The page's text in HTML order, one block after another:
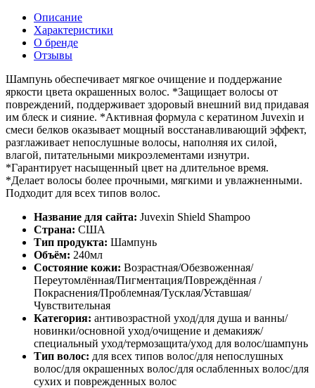
Описание
Характеристики
О бренде
Отзывы
Шампунь обеспечивает мягкое очищение и поддержание
яркости цвета окрашенных волос. *Защищает волосы от
повреждений, поддерживает здоровый внешний вид придавая
им блеск и сияние. *Активная формула с кератином Juvexin и
смеси белков оказывает мощный восстанавливающий эффект,
разглаживает непослушные волосы, наполняя их силой,
влагой, питательными микроэлементами изнутри.
*Гарантирует насыщенный цвет на длительное время.
*Делает волосы более прочными, мягкими и увлажненными.
Подходит для всех типов волос.
Название для сайта: Juvexin Shield Shampoo
Страна: США
Тип продукта: Шампунь
Объём: 240мл
Состояние кожи: Возрастная/Обезвоженная/
Переутомлённая/Пигментация/Повреждённая /
Покраснения/Проблемная/Тусклая/Уставшая/
Чувствительная
Категория: антивозрастной уход/для душа и ванны/
новинки/основной уход/очищение и демакияж/
специальный уход/термозащита/уход для волос/шампунь
Тип волос: для всех типов волос/для непослушных
волос/для окрашенных волос/для ослабленных волос/для
сухих и поврежденных волос